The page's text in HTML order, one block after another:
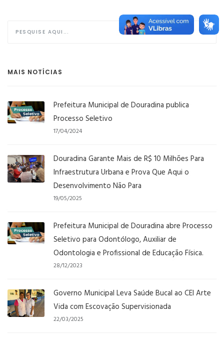
MAIS NOTÍCIAS
Prefeitura Municipal de Douradina publica
Processo Seletivo
17/04/2024
Douradina Garante Mais de R$ 10 Milhões Para
Infraestrutura Urbana e Prova Que Aqui o
Desenvolvimento Não Para
19/05/2025
Prefeitura Municipal de Douradina abre Processo
Seletivo para Odontólogo, Auxiliar de
Odontologia e Profissional de Educação Física.
28/12/2023
Governo Municipal Leva Saúde Bucal ao CEI Arte
Vida com Escovação Supervisionada
22/03/2025